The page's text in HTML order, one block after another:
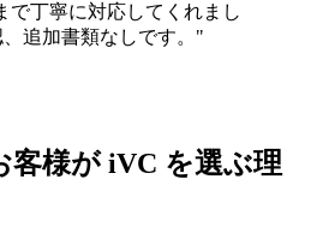
で丁寧に対応してくれまし
追加書類なしです。 "
客様が iVC を選ぶ理